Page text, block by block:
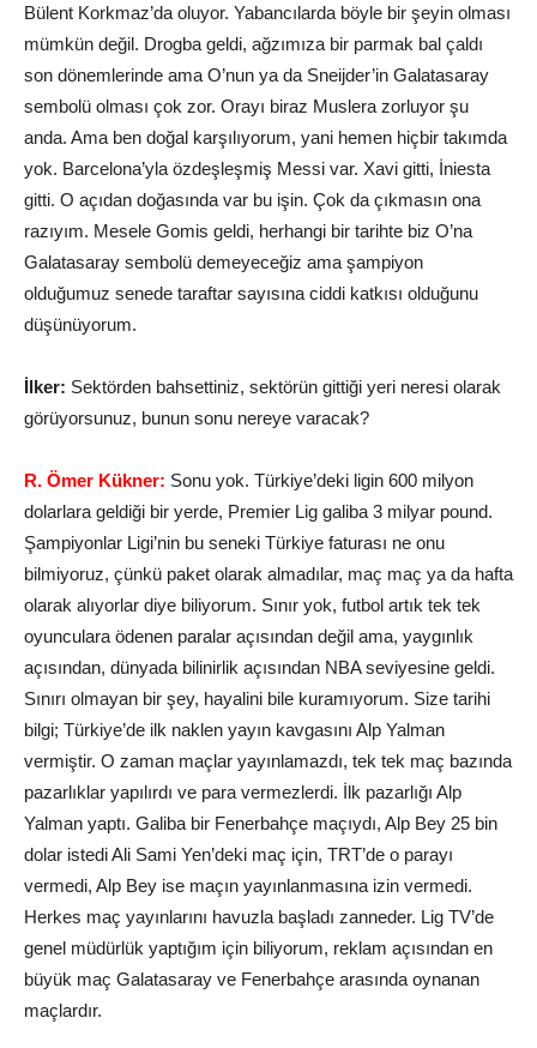
Bülent Korkmaz’da oluyor. Yabancılarda böyle bir şeyin olması
mümkün değil. Drogba geldi, ağzımıza bir parmak bal çaldı
son dönemlerinde ama O’nun ya da Sneijder’in Galatasaray
sembolü olması çok zor. Orayı biraz Muslera zorluyor şu
anda. Ama ben doğal karşılıyorum, yani hemen hiçbir takımda
yok. Barcelona’yla özdeşleşmiş Messi var. Xavi gitti, İniesta
gitti. O açıdan doğasında var bu işin. Çok da çıkmasın ona
razıyım. Mesele Gomis geldi, herhangi bir tarihte biz O’na
Galatasaray sembolü demeyeceğiz ama şampiyon
olduğumuz senede taraftar sayısına ciddi katkısı olduğunu
düşünüyorum.
İlker: Sektörden bahsettiniz, sektörün gittiği yeri neresi olarak
görüyorsunuz, bunun sonu nereye varacak?
R. Ömer Kükner: Sonu yok. Türkiye’deki ligin 600 milyon
dolarlara geldiği bir yerde, Premier Lig galiba 3 milyar pound.
Şampiyonlar Ligi’nin bu seneki Türkiye faturası ne onu
bilmiyoruz, çünkü paket olarak almadılar, maç maç ya da hafta
olarak alıyorlar diye biliyorum. Sınır yok, futbol artık tek tek
oyunculara ödenen paralar açısından değil ama, yaygınlık
açısından, dünyada bilinirlik açısından NBA seviyesine geldi.
Sınırı olmayan bir şey, hayalini bile kuramıyorum. Size tarihi
bilgi; Türkiye’de ilk naklen yayın kavgasını Alp Yalman
vermiştir. O zaman maçlar yayınlamazdı, tek tek maç bazında
pazarlıklar yapılırdı ve para vermezlerdi. İlk pazarlığı Alp
Yalman yaptı. Galiba bir Fenerbahçe maçıydı, Alp Bey 25 bin
dolar istedi Ali Sami Yen’deki maç için, TRT’de o parayı
vermedi, Alp Bey ise maçın yayınlanmasına izin vermedi.
Herkes maç yayınlarını havuzla başladı zanneder. Lig TV’de
genel müdürlük yaptığım için biliyorum, reklam açısından en
büyük maç Galatasaray ve Fenerbahçe arasında oynanan
maçlardır.